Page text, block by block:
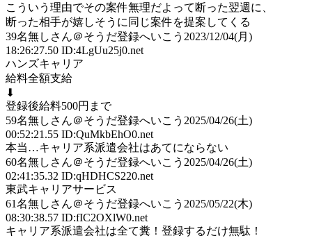
こういう理由でその案件無理だよって断った翌週に、
断った相手が嬉しそうに同じ案件を提案してくる
39名無しさん＠そうだ登録へいこう 2023/12/04(月)
18:26:27.50 ID:4LgUu25j0.net
ハンズキャリア
給料全額支給
⬇
登録後給料500円まで
59名無しさん＠そうだ登録へいこう 2025/04/26(土)
00:52:21.55 ID:QuMkbEhO0.net
本当…キャリア系派遣会社はあてにならない
60名無しさん＠そうだ登録へいこう 2025/04/26(土)
02:41:35.32 ID:qHDHCS220.net
東武キャリアサービス
61名無しさん＠そうだ登録へいこう 2025/05/22(木)
08:30:38.57 ID:fIC2OXlW0.net
キャリア系派遣会社は全て糞！登録するだけ無駄！